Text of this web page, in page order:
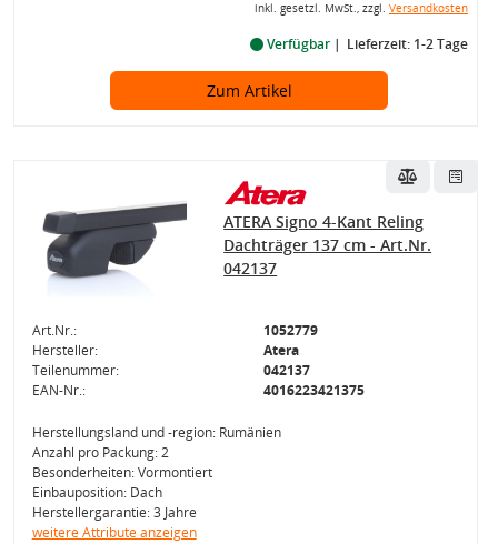
inkl. gesetzl. MwSt., zzgl. Versandkosten
Verfügbar Lieferzeit: 1-2 Tage
Zum Artikel
ATERA Signo 4-Kant Reling
Dachträger 137 cm - Art.Nr.
042137
Art.Nr.:
1052779
Hersteller:
Atera
Teilenummer:
042137
EAN-Nr.:
4016223421375
Herstellungsland und -region: Rumänien
Anzahl pro Packung: 2
Besonderheiten: Vormontiert
Einbauposition: Dach
Herstellergarantie: 3 Jahre
weitere Attribute anzeigen